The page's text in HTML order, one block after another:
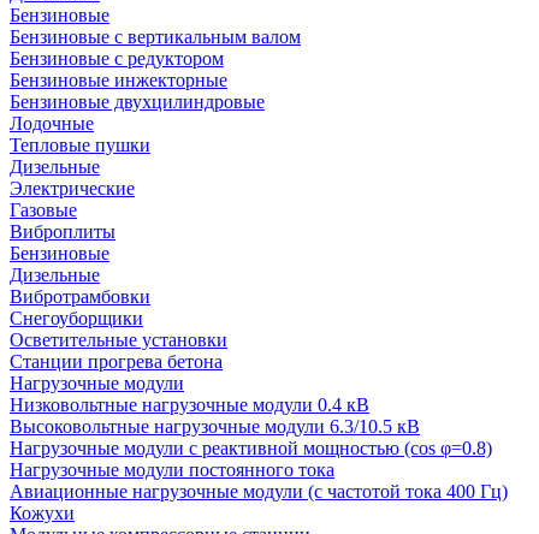
Бензиновые
Бензиновые с вертикальным валом
Бензиновые с редуктором
Бензиновые инжекторные
Бензиновые двухцилиндровые
Лодочные
Тепловые пушки
Дизельные
Электрические
Газовые
Виброплиты
Бензиновые
Дизельные
Вибротрамбовки
Снегоуборщики
Осветительные установки
Станции прогрева бетона
Нагрузочные модули
Низковольтные нагрузочные модули 0.4 кВ
Высоковольтные нагрузочные модули 6.3/10.5 кВ
Нагрузочные модули с реактивной мощностью (cos φ=0.8)
Нагрузочные модули постоянного тока
Авиационные нагрузочные модули (с частотой тока 400 Гц)
Кожухи